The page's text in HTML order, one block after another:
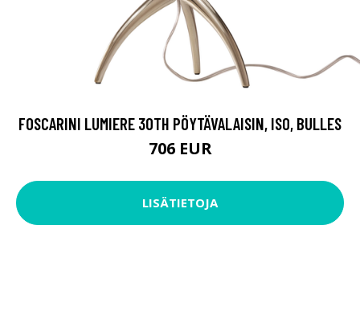
FOSCARINI LUMIERE 30TH PÖYTÄVALAISIN, ISO, BULLES
706 EUR
LISÄTIETOJA